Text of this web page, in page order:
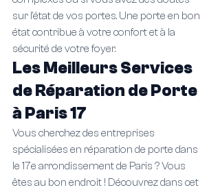
sur l'état de vos portes. Une porte en bon
état contribue à votre confort et à la
sécurité de votre foyer.
Les Meilleurs Services
de Réparation de Porte
à Paris 17
Vous cherchez des entreprises
spécialisées en réparation de porte dans
le 17e arrondissement de Paris ? Vous
êtes au bon endroit ! Découvrez dans cet